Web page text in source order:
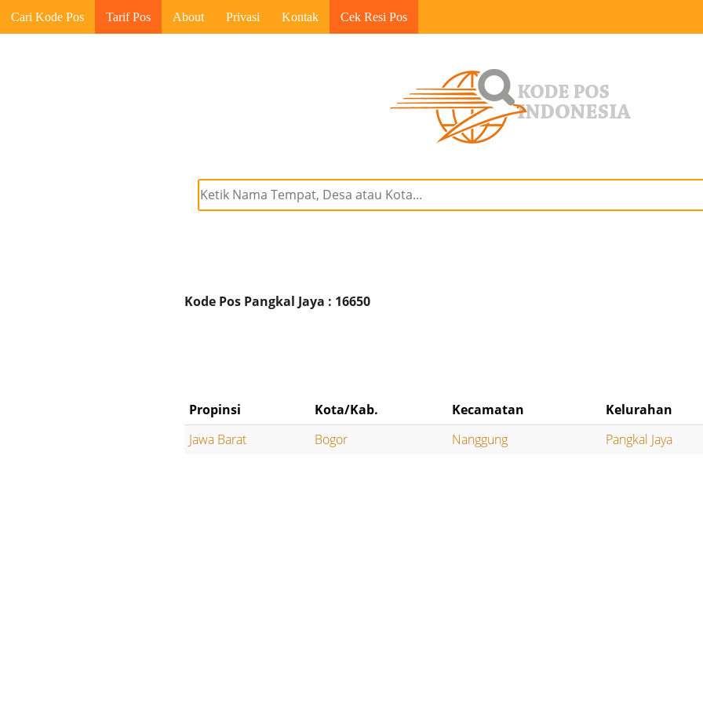
Cari Kode Pos Tarif Pos About Privasi Kontak Cek Resi Pos
Kode Pos Pangkal Jaya : 16650
Propinsi Kota/Kab. Kecamatan
Kelurahan
Jawa Barat
Bogor Nanggung Pangkal Jaya